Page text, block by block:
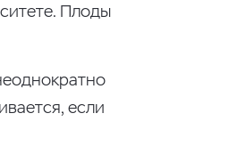
Плоды
если